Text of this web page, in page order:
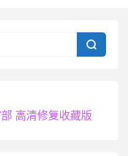

高清修复收藏版